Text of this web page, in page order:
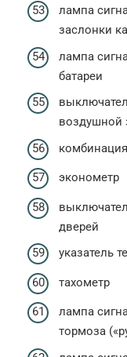
лампа
заслонки
лампа
батареи
воздушной
эконометр
дверей
указатель
тахометр
лампа
тормоза